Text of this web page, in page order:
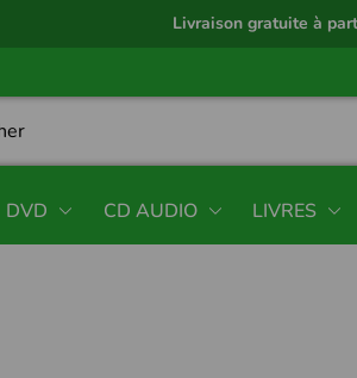
Livraison gratuite à
DVD CD AUDIO LIVRES